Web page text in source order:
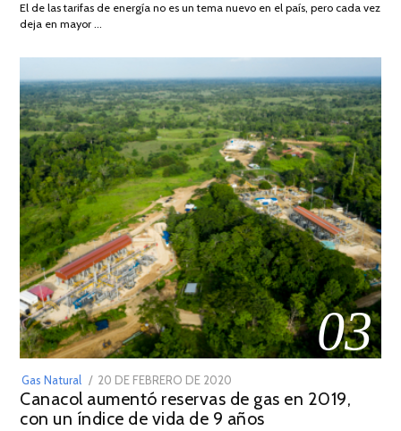
DE
El de las tarifas de energía no es un tema nuevo en el país, pero cada vez
deja en mayor …
03
Gas Natural
POSTED
ON
20 DE FEBRERO DE 2020
DE
JULIO
Canacol aumentó reservas de gas en 2019,
con un índice de vida de 9 años